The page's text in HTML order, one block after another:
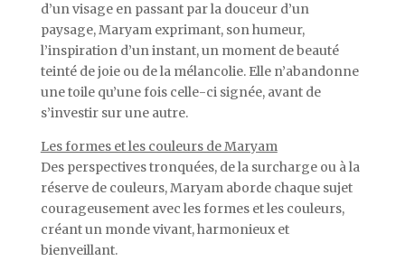
d’un visage en passant par la douceur d’un
paysage, Maryam exprimant, son humeur,
l’inspiration d’un instant, un moment de beauté
teinté de joie ou de la mélancolie. Elle n’abandonne
une toile qu’une fois celle-ci signée, avant de
s’investir sur une autre.
Les formes et les couleurs de Maryam
Des perspectives tronquées, de la surcharge ou à la
réserve de couleurs, Maryam aborde chaque sujet
courageusement avec les formes et les couleurs,
créant un monde vivant, harmonieux et
bienveillant.